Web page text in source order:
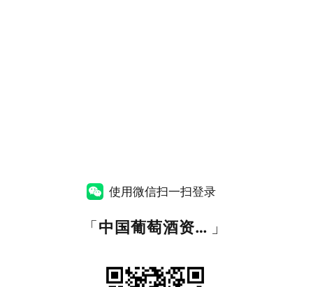
使用微信扫一扫登录
「 中国葡萄酒资讯网 」